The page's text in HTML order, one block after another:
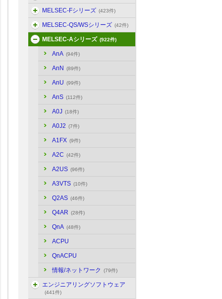
MELSEC-Fシリーズ (423件)
MELSEC-QS/WSシリーズ (42件)
MELSEC-Aシリーズ (922件)
AnA (94件)
AnN (89件)
AnU (99件)
AnS (112件)
A0J (18件)
A0J2 (7件)
A1FX (9件)
A2C (42件)
A2US (96件)
A3VTS (10件)
Q2AS (46件)
Q4AR (28件)
QnA (48件)
ACPU
QnACPU
情報/ネットワーク (79件)
エンジニアリングソフトウェア
(441件)